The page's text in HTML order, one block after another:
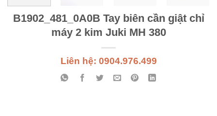
B1902_481_0A0B Tay biên cần giật chỉ
máy 2 kim Juki MH 380
Liên hệ: 0904.976.499